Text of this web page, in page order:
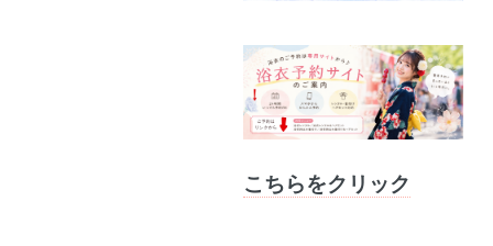
こちらをクリック